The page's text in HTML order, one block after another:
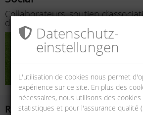
Collaborateurs, soutien
de partenaires de formation
Responsabilité envers nos
Datenschutz­
einstellungen
L'utilisation de cookies nous permet
expérience sur ce site. En plus des
nécessaires, nous utilisons des cookies
statistiques et pour l'assurance qualité